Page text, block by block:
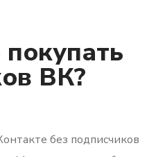
ВК?
без подписчиков